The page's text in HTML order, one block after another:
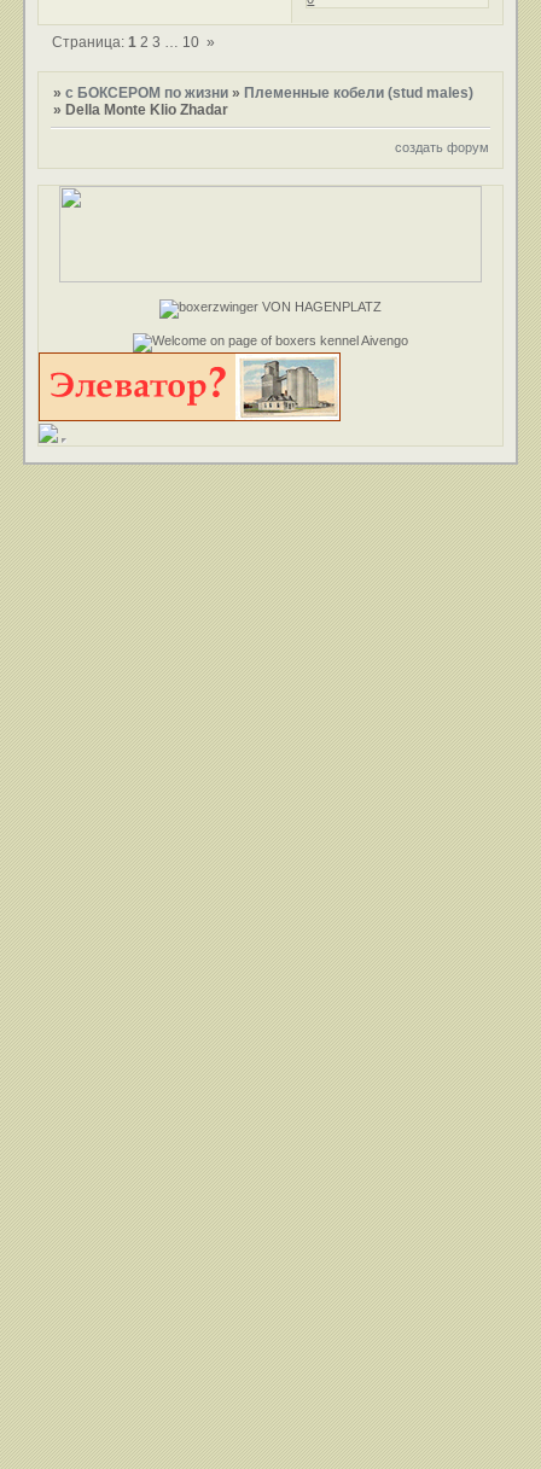
Страница:1 2 3 … 10 »
»с БОКСЕРОМ по жизни »Племенные кобели (stud males)
»Della Monte Klio Zhadar
создать форум